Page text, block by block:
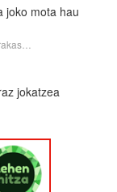
joko mota hau
jokatzea